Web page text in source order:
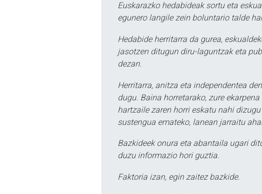
Euskarazko hedabideak sortu eta
egunero langile zein boluntario talde
Hedabide herritarra da gurea,
jasotzen ditugun diru-laguntzak eta
dezan.
Herritarra, anitza eta independentea
dugu. Baina horretarako, zure
hartzaile zaren horri eskatu nahi
sustengua emateko, lanean jarraitu
Bazkideek onura eta abantaila ugari
duzu informazio hori guztia.
Faktoria izan, egin zaitez bazkide.